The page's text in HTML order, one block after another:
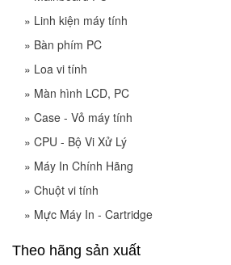
» Linh kiện máy tính
» Bàn phím PC
» Loa vi tính
» Màn hình LCD, PC
» Case - Vỏ máy tính
» CPU - Bộ Vi Xử Lý
» Máy In Chính Hãng
» Chuột vi tính
» Mực Máy In - Cartridge
Theo hãng sản xuất